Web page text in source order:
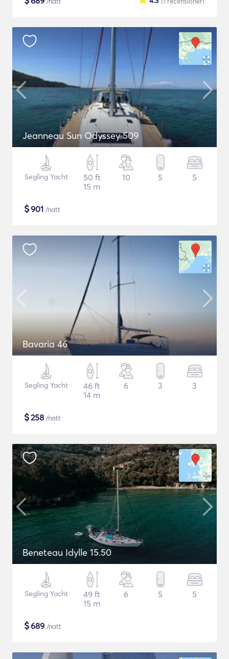
Jeanneau Sun Odyssey 509
Segling Yacht
50 ft
15 m
10 5 5
$901 /natt
Bavaria 46
Segling Yacht
46 ft
14 m
6 3 3
$258 /natt
Beneteau Idylle 15.50
Segling Yacht
49 ft
15 m
6 5 5
$689 /natt